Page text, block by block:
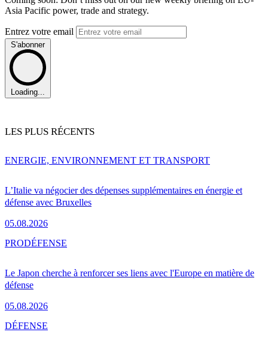
Asia Pacific power, trade and strategy.
Entrez votre email
S'abonner
Loading...
LES PLUS RÉCENTS
L’Italie va négocier des dépenses supplémentaires en énergie et
défense avec Bruxelles
05.08.2026
ENERGIE, ENVIRONNEMENT ET TRANSPORT
Le Japon cherche à renforcer ses liens avec l'Europe en matière de
défense
05.08.2026
PRODÉFENSE
DÉFENSE